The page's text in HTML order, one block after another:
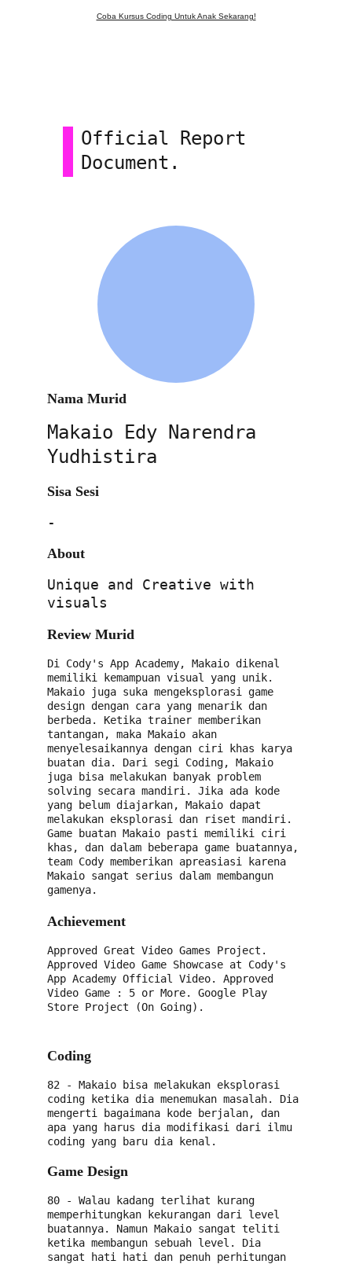
Coba Kursus Coding Untuk Anak Sekarang!
Official Report
Document.
Nama Murid
Makaio Edy Narendra
Yudhistira
Sisa Sesi
-
About
Unique and Creative with
visuals
Review Murid
Di Cody's App Academy, Makaio dikenal
memiliki kemampuan visual yang unik.
Makaio juga suka mengeksplorasi game
design dengan cara yang menarik dan
berbeda. Ketika trainer memberikan
tantangan, maka Makaio akan
menyelesaikannya dengan ciri khas karya
buatan dia. Dari segi Coding, Makaio
juga bisa melakukan banyak problem
solving secara mandiri. Jika ada kode
yang belum diajarkan, Makaio dapat
melakukan eksplorasi dan riset mandiri.
Game buatan Makaio pasti memiliki ciri
khas, dan dalam beberapa game buatannya,
team Cody memberikan apreasiasi karena
Makaio sangat serius dalam membangun
gamenya.
Achievement
Approved Great Video Games Project.
Approved Video Game Showcase at Cody's
App Academy Official Video. Approved
Video Game : 5 or More. Google Play
Store Project (On Going).
Coding
82 - Makaio bisa melakukan eksplorasi
coding ketika dia menemukan masalah. Dia
mengerti bagaimana kode berjalan, dan
apa yang harus dia modifikasi dari ilmu
coding yang baru dia kenal.
Game Design
80 - Walau kadang terlihat kurang
memperhitungkan kekurangan dari level
buatannya. Namun Makaio sangat teliti
ketika membangun sebuah level. Dia
sangat hati hati dan penuh perhitungan